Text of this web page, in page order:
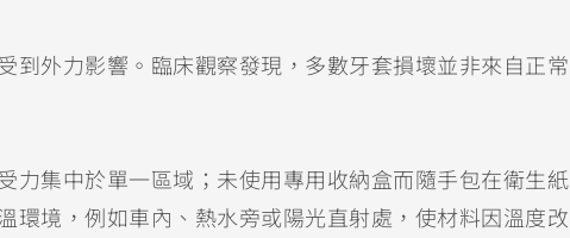
到外力影響。臨床觀察發現，多數牙套損壞並非來自正常
力集中於單一區域；未使用專用收納盒而隨手包在衛生紙
環境，例如車內、熱水旁或陽光直射處，使材料因溫度改